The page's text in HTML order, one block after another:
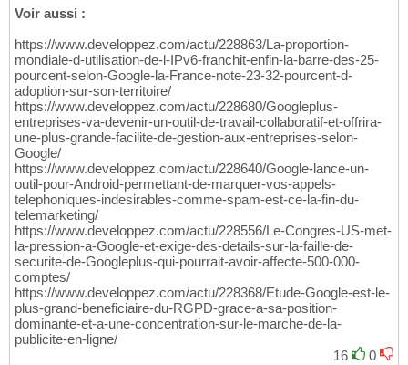
Voir aussi :
https://www.developpez.com/actu/228863/La-proportion-
mondiale-d-utilisation-de-l-IPv6-franchit-enfin-la-barre-des-25-
pourcent-selon-Google-la-France-note-23-32-pourcent-d-
adoption-sur-son-territoire/
https://www.developpez.com/actu/228680/Googleplus-
entreprises-va-devenir-un-outil-de-travail-collaboratif-et-offrira-
une-plus-grande-facilite-de-gestion-aux-entreprises-selon-
Google/
https://www.developpez.com/actu/228640/Google-lance-un-
outil-pour-Android-permettant-de-marquer-vos-appels-
telephoniques-indesirables-comme-spam-est-ce-la-fin-du-
telemarketing/
https://www.developpez.com/actu/228556/Le-Congres-US-met-
la-pression-a-Google-et-exige-des-details-sur-la-faille-de-
securite-de-Googleplus-qui-pourrait-avoir-affecte-500-000-
comptes/
https://www.developpez.com/actu/228368/Etude-Google-est-le-
plus-grand-beneficiaire-du-RGPD-grace-a-sa-position-
dominante-et-a-une-concentration-sur-le-marche-de-la-
publicite-en-ligne/
16
0